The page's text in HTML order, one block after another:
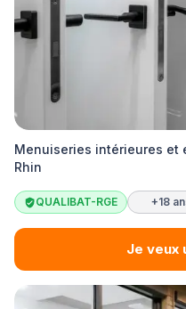
Menuiseries intérieures et
Rhin
QUALIBAT-RGE +18
Je veux